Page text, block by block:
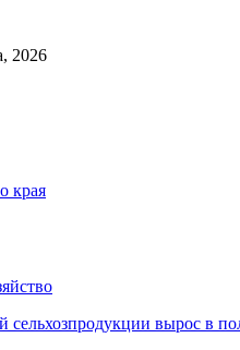
2026
края
сельхозпродукции вырос в